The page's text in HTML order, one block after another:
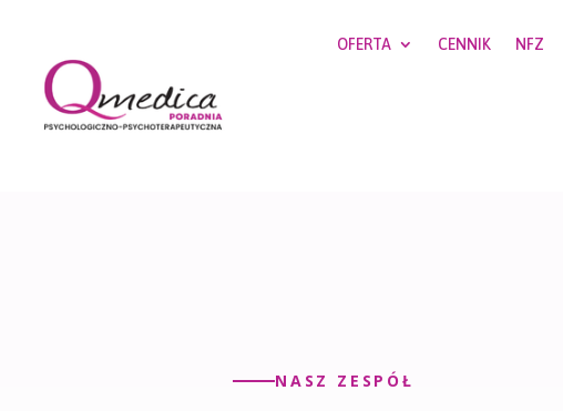
OFERTA CENNIK NFZ
NASZ ZESPÓŁ